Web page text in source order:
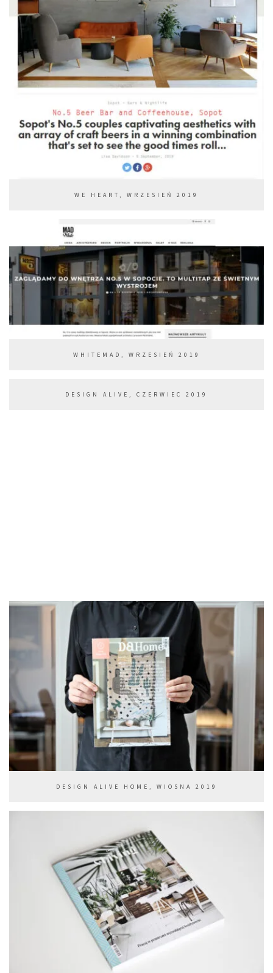
WE HEART, WRZESIEŃ 2019
WHITEMAD, WRZESIEŃ 2019
DESIGN ALIVE, CZERWIEC 2019
DESIGN ALIVE HOME, WIOSNA 2019